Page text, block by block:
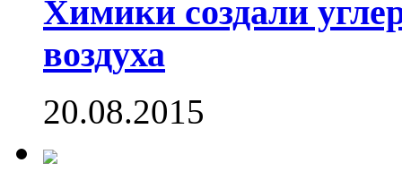
Химики создали
воздуха
20.08.2015